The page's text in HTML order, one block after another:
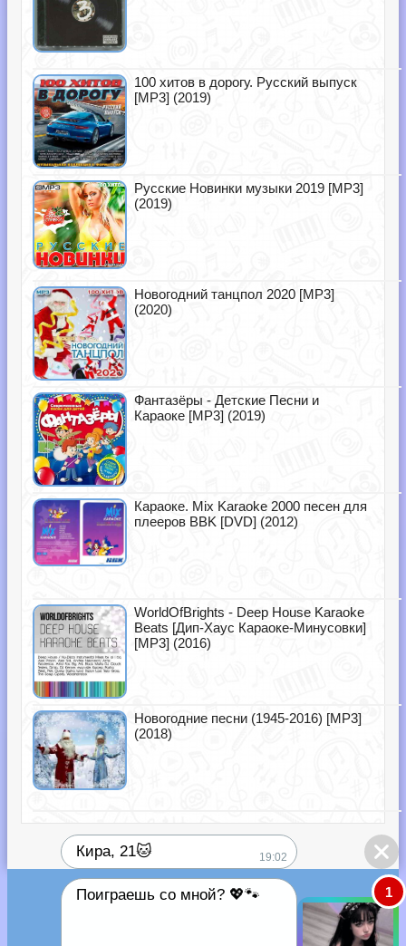
100 хитов в дорогу. Русский выпуск
[MP3] (2019)
Русские Новинки музыки 2019 [MP3]
(2019)
Новогодний танцпол 2020 [MP3]
(2020)
Фантазёры - Детские Песни и
Караоке [MP3] (2019)
Караоке. Mix Karaoke 2000 песен для
плееров BBK [DVD] (2012)
WorldOfBrights - Deep House Karaoke
Beats [Дип-Хаус Караоке-Минусовки]
[MP3] (2016)
Новогодние песни (1945-2016) [MP3]
(2018)
Кира, 21🐱 19:02
Поиграешь со мной? 💖🐾 1